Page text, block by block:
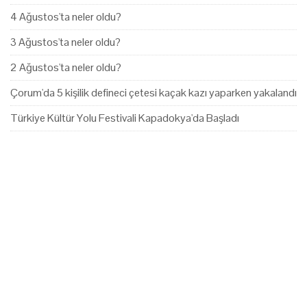
4 Ağustos'ta neler oldu?
3 Ağustos'ta neler oldu?
2 Ağustos'ta neler oldu?
Çorum'da 5 kişilik defineci çetesi kaçak kazı yaparken yakalandı
Türkiye Kültür Yolu Festivali Kapadokya'da Başladı